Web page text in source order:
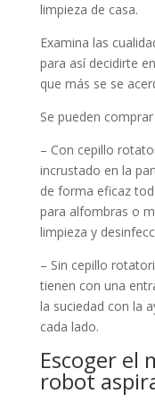
limpieza de casa.
Examina las
para así decidirte
que más se se
Se pueden
– Con cepillo
incrustado en la
de forma eficaz
para alfombras o
limpieza y
– Sin cepillo
tienen con una
la suciedad con la
cada lado.
Escoger el
robot